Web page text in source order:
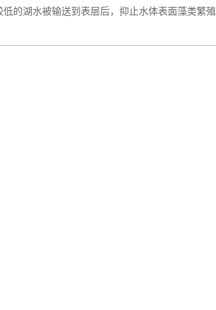
的湖水被输送到表层后，抑止水体表面藻类繁殖